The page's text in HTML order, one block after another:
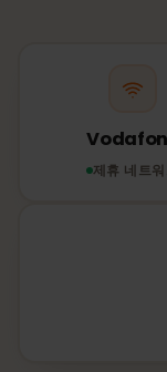
제휴 네트